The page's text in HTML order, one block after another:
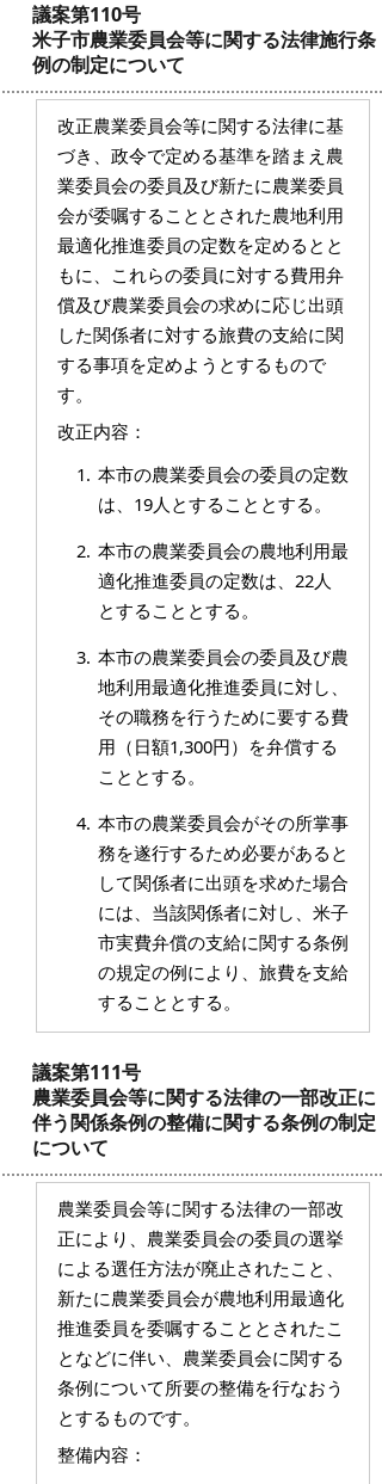
議案第110号
米子市農業委員会等に関する法律施行条
例の制定について
改正農業委員会等に関する法律に基
づき、政令で定める基準を踏まえ農
業委員会の委員及び新たに農業委員
会が委嘱することとされた農地利用
最適化推進委員の定数を定めるとと
もに、これらの委員に対する費用弁
償及び農業委員会の求めに応じ出頭
した関係者に対する旅費の支給に関
する事項を定めようとするもので
す。
改正内容：
本市の農業委員会の委員の定数
は、19人とすることとする。
本市の農業委員会の農地利用最
適化推進委員の定数は、22人
とすることとする。
本市の農業委員会の委員及び農
地利用最適化推進委員に対し、
その職務を行うために要する費
用（日額1,300円）を弁償する
こととする。
本市の農業委員会がその所掌事
務を遂行するため必要があると
して関係者に出頭を求めた場合
には、当該関係者に対し、米子
市実費弁償の支給に関する条例
の規定の例により、旅費を支給
することとする。
議案第111号
農業委員会等に関する法律の一部改正に
伴う関係条例の整備に関する条例の制定
について
農業委員会等に関する法律の一部改
正により、農業委員会の委員の選挙
による選任方法が廃止されたこと、
新たに農業委員会が農地利用最適化
推進委員を委嘱することとされたこ
となどに伴い、農業委員会に関する
条例について所要の整備を行なおう
とするものです。
整備内容：